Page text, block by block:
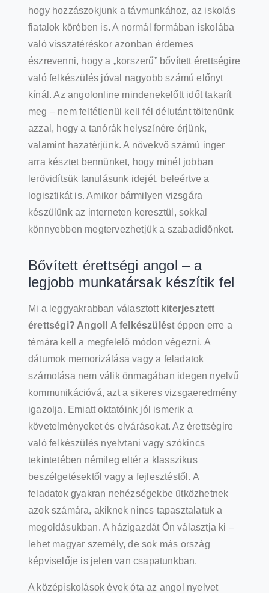
hogy hozzászokjunk a távmunkához, az iskolás
fiatalok körében is. A normál formában iskolába
való visszatéréskor azonban érdemes
észrevenni, hogy a „korszerű” bővített érettségire
való felkészülés jóval nagyobb számú előnyt
kínál. Az angolonline mindenekelőtt időt takarít
meg – nem feltétlenül kell fél délutánt töltenünk
azzal, hogy a tanórák helyszínére érjünk,
valamint hazatérjünk. A növekvő számú inger
arra késztet bennünket, hogy minél jobban
lerövidítsük tanulásunk idejét, beleértve a
logisztikát is. Amikor bármilyen vizsgára
készülünk az interneten keresztül, sokkal
könnyebben megtervezhetjük a szabadidőnket.
Bővített érettségi angol – a
legjobb munkatársak készítik fel
Mi a leggyakrabban választott kiterjesztett
érettségi? Angol! A felkészülést éppen erre a
témára kell a megfelelő módon végezni. A
dátumok memorizálása vagy a feladatok
számolása nem válik önmagában idegen nyelvű
kommunikációvá, azt a sikeres vizsgaeredmény
igazolja. Emiatt oktatóink jól ismerik a
követelményeket és elvárásokat. Az érettségire
való felkészülés nyelvtani vagy szókincs
tekintetében némileg eltér a klasszikus
beszélgetésektől vagy a fejlesztéstől. A
feladatok gyakran nehézségekbe ütközhetnek
azok számára, akiknek nincs tapasztalatuk a
megoldásukban. A házigazdát Ön választja ki –
lehet magyar személy, de sok más ország
képviselője is jelen van csapatunkban.
A középiskolások évek óta az angol nyelvet